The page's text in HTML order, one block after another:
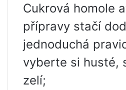
Cukrová homole
přípravy stačí
jednoduchá
vyberte si husté,
zelí;